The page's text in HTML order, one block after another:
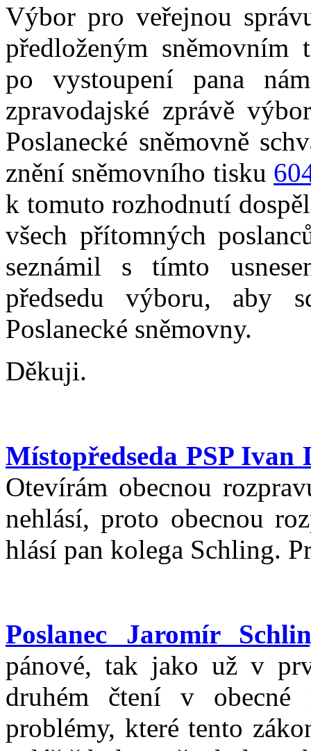
Výbor pro veřejnou
předloženým sněmovním
po vystoupení pana
zpravodajské zprávě
Poslanecké sněmovně
znění sněmovního tisku
k tomuto rozhodnutí
všech přítomných
seznámil s tímto
předsedu výboru, aby
Poslanecké sněmovny.
Děkuji.
Místopředseda PSP Ivan
Otevírám obecnou
nehlásí, proto obecnou
hlásí pan kolega Schling.
Poslanec Jaromír
pánové, tak jako už v
druhém čtení v obecné
problémy, které tento